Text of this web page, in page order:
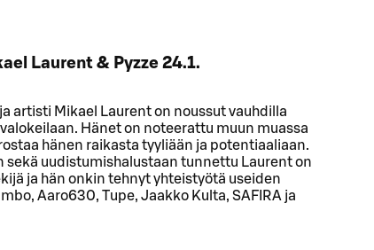
Laurent & Pyzze 24.1.
artisti Mikael Laurent on noussut vauhdilla
Hänet on noteerattu muun muassa
hänen raikasta tyyliään ja potentiaaliaan.
sekä uudistumishalustaan tunnettu Laurent on
ja hän onkin tehnyt yhteistyötä useiden
Aaro630, Tupe, Jaakko Kulta, SAFIRA ja